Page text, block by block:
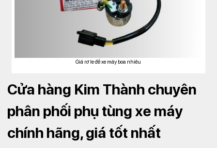
Giá rơ le đề xe máy boa nhiêu
Cửa hàng Kim Thành chuyên
phân phối phụ tùng xe máy
chính hãng, giá tốt nhất